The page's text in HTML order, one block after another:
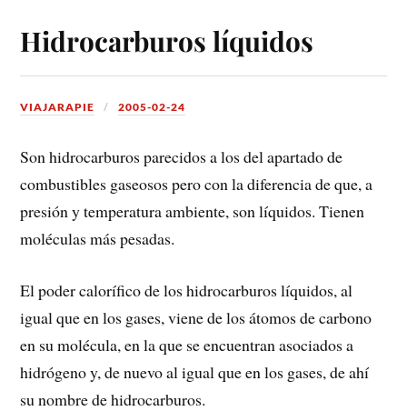
Hidrocarburos líquidos
VIAJARAPIE 2005-02-24
Son hidrocarburos parecidos a los del apartado de
combustibles gaseosos pero con la diferencia de que, a
presión y temperatura ambiente, son líquidos. Tienen
moléculas más pesadas.
El poder calorífico de los hidrocarburos líquidos, al
igual que en los gases, viene de los átomos de carbono
en su molécula, en la que se encuentran asociados a
hidrógeno y, de nuevo al igual que en los gases, de ahí
su nombre de hidrocarburos.